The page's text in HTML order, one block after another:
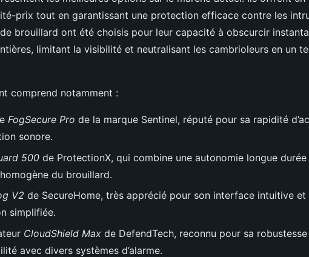
prix tout en garantissant une protection efficace contre les
brouillard ont été choisis pour leur capacité à obscurcir
limitant la visibilité et neutralisant les cambrioleurs en un
comprend notamment :
FogSecure Pro de la marque Sentinel, réputé pour sa rapidité
sonore.
500 de ProtectionX, qui combine une autonomie longue durée
du brouillard.
V2 de SecureHome, très apprécié pour son interface intuitive et
simplifiée.
CloudShield Max de DefendTech, reconnu pour sa
avec divers systèmes d’alarme.